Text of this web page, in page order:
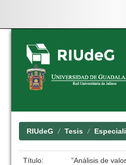
Skip
navigation
RIUdeG Tesis
Título:
”Análisis de